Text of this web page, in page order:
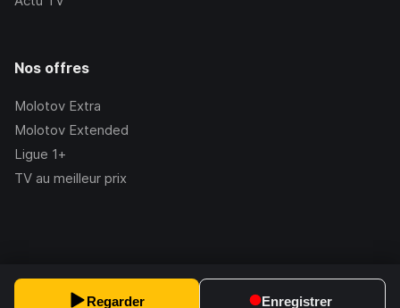
Regarder Enregistrer
Nos offres
Molotov Extra
Molotov Extended
Ligue 1+
TV au meilleur prix
2.228.1